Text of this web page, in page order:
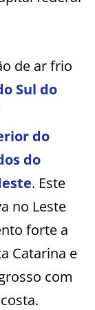
de ar frio
Sul do
do
do
. Este
no Leste
forte a
Catarina e
com